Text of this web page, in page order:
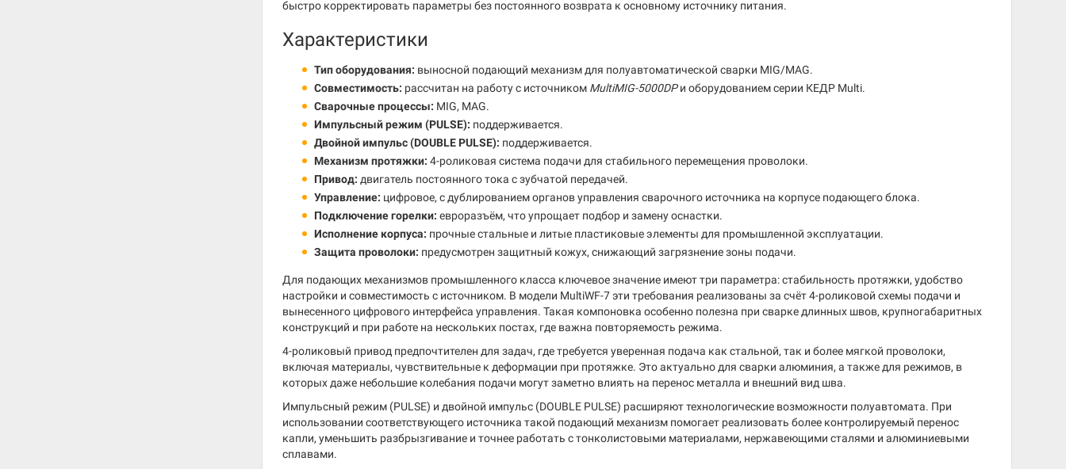
быстро корректировать параметры без постоянного возврата к основному источнику питания.
Характеристики
Тип оборудования: выносной подающий механизм для полуавтоматической сварки MIG/MAG.
Совместимость: рассчитан на работу с источником MultiMIG-5000DPи оборудованием серии КЕДР Multi.
Сварочные процессы: MIG, MAG.
Импульсный режим (PULSE): поддерживается.
Двойной импульс (DOUBLE PULSE): поддерживается.
Механизм протяжки: 4-роликовая система подачи для стабильного перемещения проволоки.
Привод: двигатель постоянного тока с зубчатой передачей.
Управление: цифровое, с дублированием органов управления сварочного источника на корпусе подающего блока.
Подключение горелки: евроразъём, что упрощает подбор и замену оснастки.
Исполнение корпуса: прочные стальные и литые пластиковые элементы для промышленной эксплуатации.
Защита проволоки: предусмотрен защитный кожух, снижающий загрязнение зоны подачи.
Для подающих механизмов промышленного класса ключевое значение имеют три параметра: стабильность протяжки, удобство
настройки и совместимость с источником. В модели MultiWF-7 эти требования реализованы за счёт 4-роликовой схемы подачи и
вынесенного цифрового интерфейса управления. Такая компоновка особенно полезна при сварке длинных швов, крупногабаритных
конструкций и при работе на нескольких постах, где важна повторяемость режима.
4-роликовый привод предпочтителен для задач, где требуется уверенная подача как стальной, так и более мягкой проволоки,
включая материалы, чувствительные к деформации при протяжке. Это актуально для сварки алюминия, а также для режимов, в
которых даже небольшие колебания подачи могут заметно влиять на перенос металла и внешний вид шва.
Импульсный режим (PULSE) и двойной импульс (DOUBLE PULSE) расширяют технологические возможности полуавтомата. При
использовании соответствующего источника такой подающий механизм помогает реализовать более контролируемый перенос
капли, уменьшить разбрызгивание и точнее работать с тонколистовыми материалами, нержавеющими сталями и алюминиевыми
сплавами.